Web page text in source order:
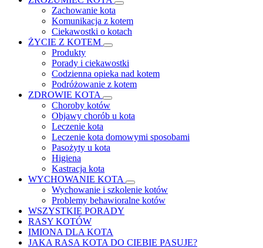
Zachowanie kota
Komunikacja z kotem
Ciekawostki o kotach
ŻYCIE Z KOTEM
Produkty
Porady i ciekawostki
Codzienna opieka nad kotem
Podróżowanie z kotem
ZDROWIE KOTA
Choroby kotów
Objawy chorób u kota
Leczenie kota
Leczenie kota domowymi sposobami
Pasożyty u kota
Higiena
Kastracja kota
WYCHOWANIE KOTA
Wychowanie i szkolenie kotów
Problemy behawioralne kotów
WSZYSTKIE PORADY
RASY KOTÓW
IMIONA DLA KOTA
JAKA RASA KOTA DO CIEBIE PASUJE?